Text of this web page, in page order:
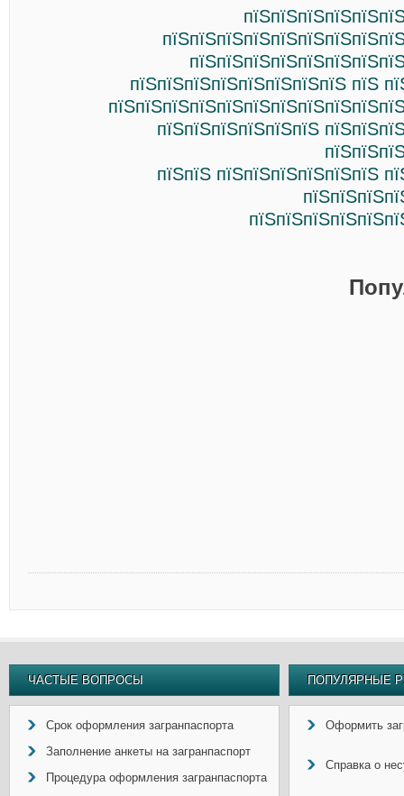
пїЅпїЅпїЅпїЅпїЅпїЅпїЅпїЅ пїЅ
пїЅпїЅпїЅпїЅпїЅпїЅ
пїЅпїЅ пїЅпїЅпїЅпїЅпїЅпїЅ
ЧАСТЫЕ ВОПРОСЫ
Срок оформления загранпаспорта
Заполнение анкеты на загранпаспорт
Процедура оформления загранпаспорта
ПОПУЛЯРНЫЕ
Оформить
Справка о